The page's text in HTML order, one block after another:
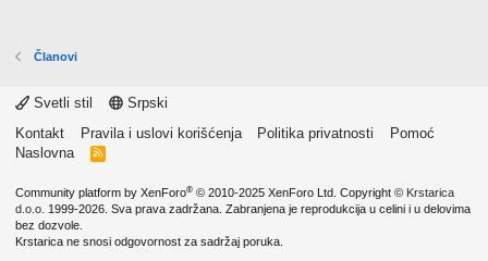
Članovi
Svetli stil
Srpski
Kontakt
Pravila i uslovi korišćenja Politika privatnosti
Pomoć
Naslovna
R
Community platform by XenForo® © 2010-2025 XenForo Ltd. Copyright © Krstarica
d.o.o. 1999-2026. Sva prava zadržana. Zabranjena je reprodukcija u celini i u delovima
bez dozvole.
Krstarica ne snosi odgovornost za sadržaj poruka.